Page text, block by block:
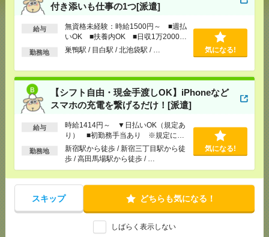
付き添いも仕事の1つ[派遣]
給与
無資格未経験：時給1500円～ ■週払
いOK ■扶養内OK ■日収1万2000円
以上
勤務地 巣鴨駅 / 目白駅 / 北池袋駅 / … 気になる!
【シフト自由・現金手渡しOK】iPhoneなど
スマホの充電を繋げるだけ！[派遣]
給与
時給1414円～ ▼日払いOK（規定あ
り） ■初勤務手当あり ※規定によ
る
勤務地
新宿駅から徒歩 / 新宿三丁目駅から徒
歩 / 高田馬場駅から徒歩 / …
気になる!
スキップ どちらも気になる！
しばらく表示しない
[給 与]無資格未経験：時給1500円～ ■週払い
OK ■扶養内OK ■日収1万2000円以上
交通費全額支給
[勤務地]巣鴨駅/目白駅/北池袋駅/…
気になる！
【シフト自由・現金手渡しOK】iPhoneなどスマホの
充電を繋げるだけ！[派遣]
[給 与]時給1414円～ ▼日払いOK（規定あ
り） ■初勤務手当あり ※規定による
新宿駅から徒歩/新宿三丁目駅から徒歩/
高田馬場駅から徒歩/…
気になる！
＜日本を代表するバンド＊サカナクション＞ツアー
公演のサポートバイト＠日本武道館[アルバイト]
[給 与]時給1250円～